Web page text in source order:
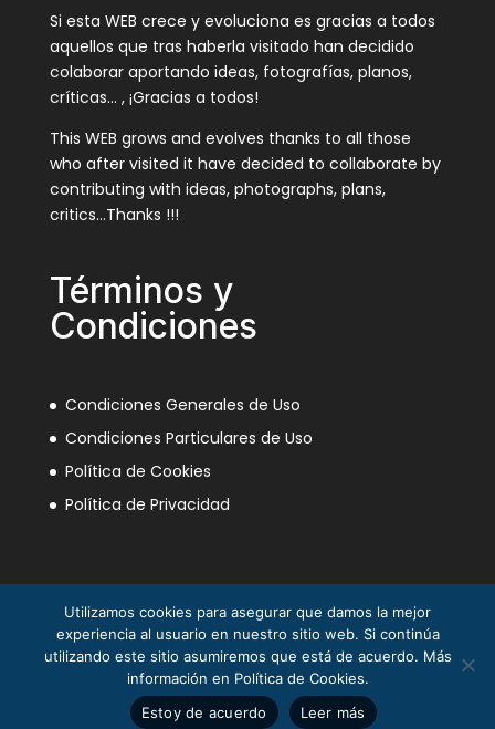
Si esta WEB crece y evoluciona es gracias a todos
aquellos que tras haberla visitado han decidido
colaborar aportando ideas, fotografías, planos,
críticas… , ¡Gracias a todos!
This WEB grows and evolves thanks to all those
who after visited it have decided to collaborate by
contributing with ideas, photographs, plans,
critics…Thanks !!!
Términos y
Condiciones
Condiciones Generales de Uso
Condiciones Particulares de Uso
Política de Cookies
Política de Privacidad
La Mili en el Sáhara ® Juan Piqueras 2003-2013
© Asociación Nacional Veteranos Mili Sáhara 2025
Utilizamos cookies para asegurar que damos la mejor
experiencia al usuario en nuestro sitio web. Si continúa
utilizando este sitio asumiremos que está de acuerdo. Más
información en Política de Cookies.
Estoy de acuerdo
Leer más